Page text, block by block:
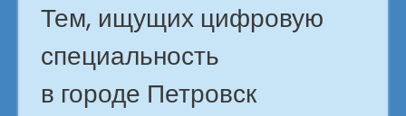
Тем, ищущих цифровую
специальность
в городе Петровск